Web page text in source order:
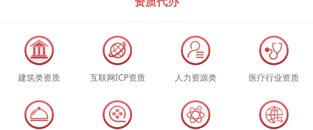
建筑类资质 互联网ICP资质 人力资源类 医疗行业资质